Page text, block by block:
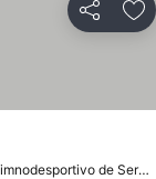
Partilhar
a 15.3 km de Pavilhão Gimnodesportivo de Serpins